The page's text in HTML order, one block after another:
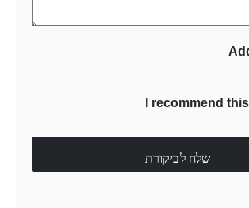
I recommend
שלח לביקורת